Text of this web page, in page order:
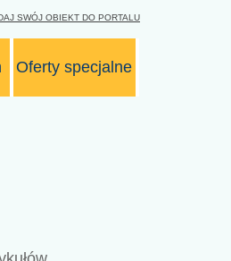
SWÓJ OBIEKT DO PORTALU
Oferty specjalne